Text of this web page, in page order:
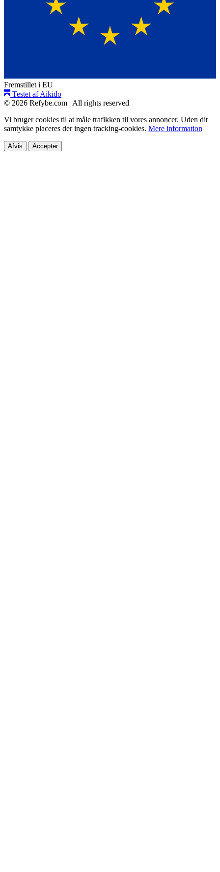
Fremstillet i EU
Testet af Aikido
© 2026 Refybe.com | All rights reserved
Vi bruger cookies til at måle trafikken til vores annoncer. Uden dit
samtykke placeres der ingen tracking-cookies. Mere information
Afvis Accepter